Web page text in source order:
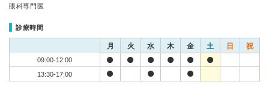
眼科専門医
診療時間
月 火 水 木 金 土 日 祝
09:00-12:00
13:30-17:00